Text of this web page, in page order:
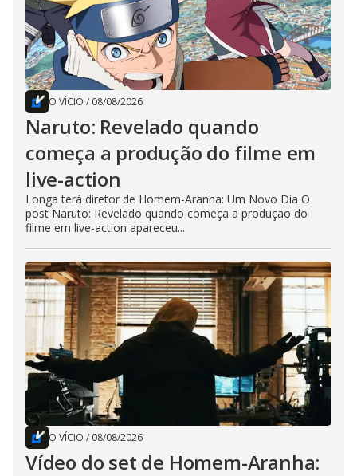
O VÍCIO / 08/08/2026
Naruto: Revelado quando
começa a produção do filme em
live-action
Longa terá diretor de Homem-Aranha: Um Novo Dia O
post Naruto: Revelado quando começa a produção do
filme em live-action apareceu...
O VÍCIO / 08/08/2026
Vídeo do set de Homem-Aranha: